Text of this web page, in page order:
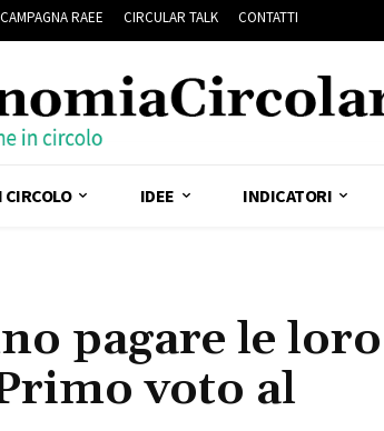
CAMPAGNA RAEE CIRCULAR TALK CONTATTI
CIRCOLO IDEE INDICATORI
pagare le loro
voto al